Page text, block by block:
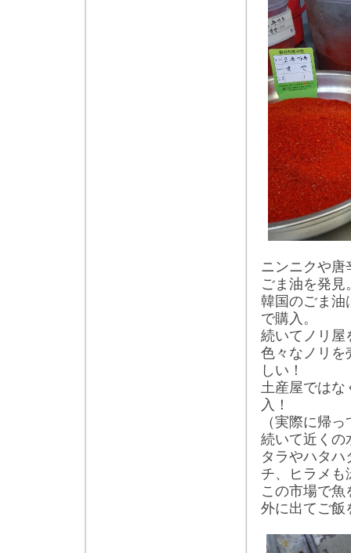
ニンニクや唐
ごま油を発見
韓国のごま油
で購入。
続いてノリ屋
色々なノリを
しい！
土産屋ではな
入！
（実際に帰
続いて近くの
タラやハタ
チ、ヒラメも
この市場で
外に出てご飯